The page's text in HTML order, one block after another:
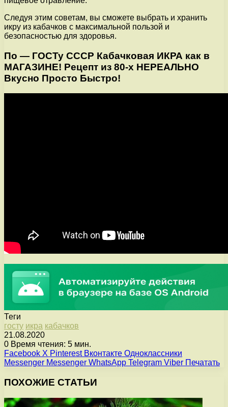
Следуя этим советам, вы сможете выбрать и хранить
икру из кабачков с максимальной пользой и
безопасностью для здоровья.
По — ГОСТу СССР Кабачковая ИКРА как в
МАГАЗИНЕ! Рецепт из 80-х НЕРЕАЛЬНО
Вкусно Просто Быстро!
Теги
госту икра кабачков
21.08.2020
0 Время чтения: 5 мин.
Facebook X Pinterest Вконтакте Одноклассники
Messenger Messenger WhatsApp Telegram Viber Печатать
ПОХОЖИЕ СТАТЬИ